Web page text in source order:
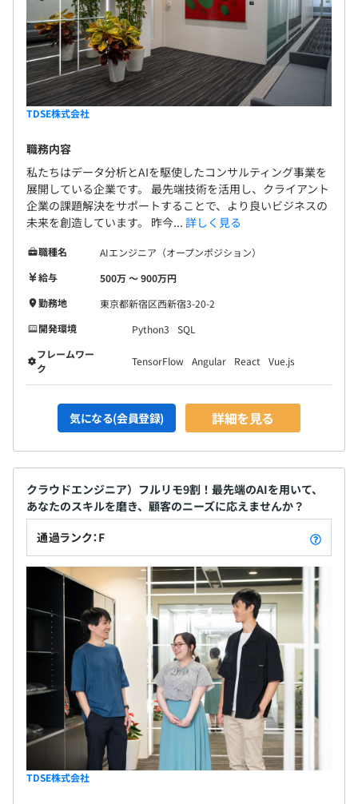
TDSE株式会社
職務内容
私たちはデータ分析とAIを駆使したコンサルティング事業を
展開している企業です。 最先端技術を活用し、クライアント
企業の課題解決をサポートすることで、より良いビジネスの
未来を創造しています。 昨今... 詳しく見る
職種名
AIエンジニア（オープンポジション）
給与
500万 〜 900万円
勤務地
東京都新宿区西新宿3-20-2
開発環境
Python3
SQL
フレームワー
ク
TensorFlow Angular React Vue.js
気になる(会員登録) 詳細を見る
クラウドエンジニア）フルリモ9割！最先端のAIを用いて、
あなたのスキルを磨き、顧客のニーズに応えませんか？
通過ランク：F
TDSE株式会社